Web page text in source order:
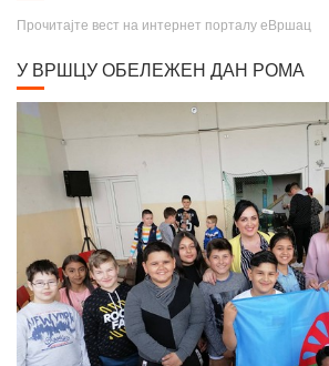
Крунисање цара Душана
Прочитајте вест на интернет порталу еВршац
У ВРШЦУ ОБЕЛЕЖЕН ДАН РОМА